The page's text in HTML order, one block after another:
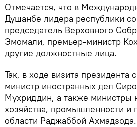
Отмечается, что в
Душанбе лидера республики
председатель Верховного
Эмомали, премьер-министр
другие должностные лица.
Так, в ходе визита президента
министр иностранных дел
Мухриддин, а также министры
хозяйства, промышленности и
области Раджаббой Ахмадзода.